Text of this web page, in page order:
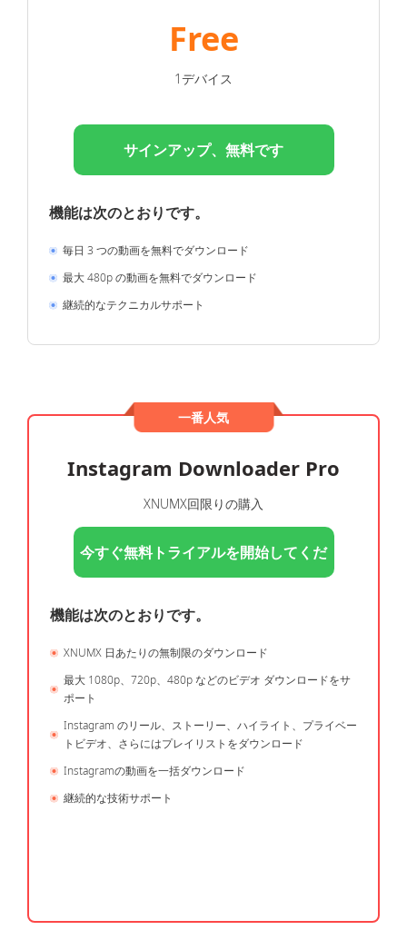
Free
1デバイス
サインアップ、無料です
機能は次のとおりです。
毎日 3 つの動画を無料でダウンロード
最大 480p の動画を無料でダウンロード
継続的なテクニカルサポート
一番人気
Instagram Downloader Pro
XNUMX回限りの購入
今すぐ無料トライアルを開始してくだ
機能は次のとおりです。
XNUMX 日あたりの無制限のダウンロード
最大 1080p、720p、480p などのビデオ ダウンロードをサ
ポート
Instagram のリール、ストーリー、ハイライト、プライベー
トビデオ、さらにはプレイリストをダウンロード
Instagramの動画を一括ダウンロード
継続的な技術サポート